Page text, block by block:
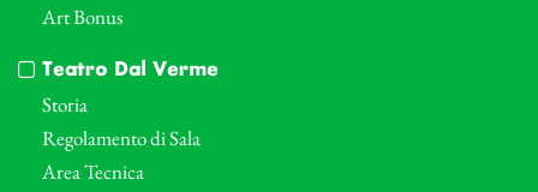
Art Bonus
Teatro Dal Verme
Storia
Regolamento di Sala
Area Tecnica